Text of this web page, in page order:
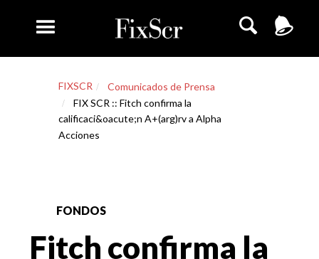
FIXSCR
Comunicados de Prensa
FIX SCR :: Fitch confirma la
calificaci&oacute;n A+(arg)rv a Alpha
Acciones
FONDOS
Fitch confirma la